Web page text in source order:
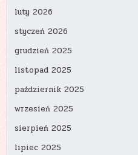
luty 2026
styczeń 2026
grudzień 2025
listopad 2025
październik 2025
wrzesień 2025
sierpień 2025
lipiec 2025